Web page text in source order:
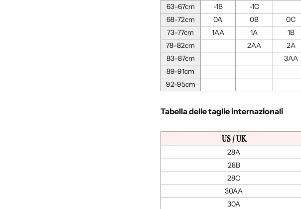
63-67cm
-1B
-1C
68-72cm
0A 0B
0C
73-77cm
1AA 1A 1B
78-82cm
2AA 2A
83-87cm
3AA
89-91cm
92-95cm
Tabella delle taglie internazionali
US / UK
28A
28B
28C
30AA
30A